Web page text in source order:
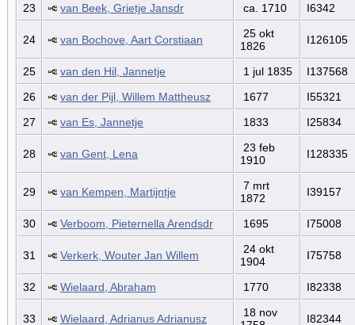
23
van Beek, Grietje Jansdr ca. 1710 I6342
24 van Bochove, Aart Corstiaan
25 okt
1826
I126105
25 van den Hil, Jannetje 1 jul 1835
I137568
26
van der Pijl, Willem Mattheusz 1677
I55321
27
van Es, Jannetje 1833 I25834
28 van Gent, Lena
23 feb
1910
I128335
29 van Kempen, Martijntje
7 mrt
1872
I39157
30 Verboom, Pieternella Arendsdr 1695 I75008
31 Verkerk, Wouter Jan Willem
24 okt
1904
I75758
32 Wielaard, Abraham 1770 I82338
33 Wielaard, Adrianus Adrianusz
18 nov
I82344